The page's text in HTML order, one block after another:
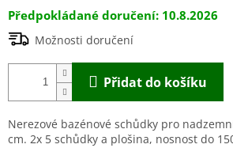
10.8.2026
Možnosti doručení
Přidat do košíku
Nerezové bazénové schůdky pro
cm. 2x 5 schůdky a plošina, nosnost do